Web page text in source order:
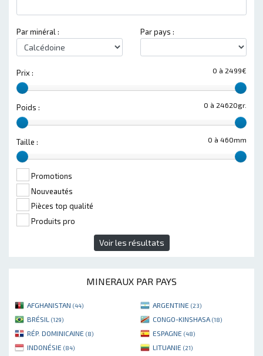
Par minéral : Par pays :
0 à 2499€
Prix :
0 à 24620gr.
Poids :
0 à 460mm
Taille :
Promotions
Nouveautés
Pièces top qualité
Produits pro
Voir les résultats
MINERAUX PAR PAYS
AFGHANISTAN (44) ARGENTINE (23)
BRÉSIL (129) CONGO-KINSHASA (18)
RÉP. DOMINICAINE (8) ESPAGNE (48)
INDONÉSIE (84) LITUANIE (21)